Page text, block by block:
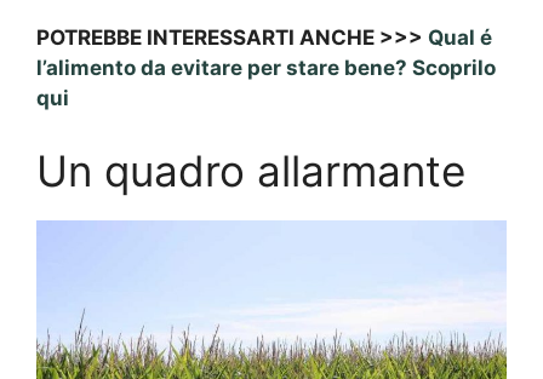
POTREBBE INTERESSARTI ANCHE >>> Qual é
l’alimento da evitare per stare bene? Scoprilo
qui
Un quadro allarmante